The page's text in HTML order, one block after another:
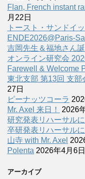
Flan, French instant
月22日
トースト・サンドイ
ENDE2026@Paris-
吉岡先生＆福地さん
オンライン研究会
Farewell & Welcome
東北支部 第13回 支部
27日
ピーナッツコーラ
Mr. Axel 来日！
2026
研究発表リハーサル
卒研発表リハーサル
山寺 with Mr. Axel
Polenta 2026年4月6日
アーカイブ